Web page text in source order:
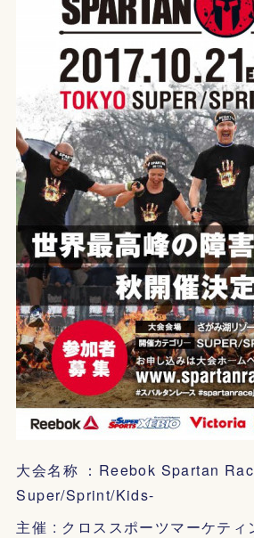
大会名称 ：Reebok Spartan
Super/Sprint/Kids-
主催 : クロススポーツマーケティ